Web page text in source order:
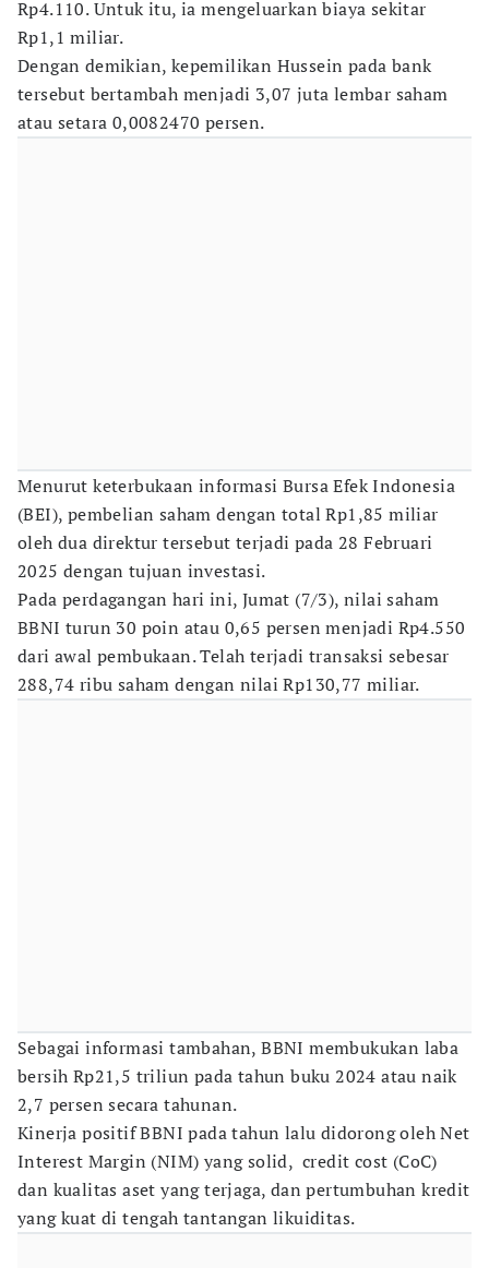
Rp4.110. Untuk itu, ia mengeluarkan biaya sekitar
Rp1,1 miliar.
Dengan demikian, kepemilikan Hussein pada bank
tersebut bertambah menjadi 3,07 juta lembar saham
atau setara 0,0082470 persen.
Menurut keterbukaan informasi Bursa Efek Indonesia
(BEI), pembelian saham dengan total Rp1,85 miliar
oleh dua direktur tersebut terjadi pada 28 Februari
2025 dengan tujuan investasi.
Pada perdagangan hari ini, Jumat (7/3), nilai saham
BBNI turun 30 poin atau 0,65 persen menjadi Rp4.550
dari awal pembukaan. Telah terjadi transaksi sebesar
288,74 ribu saham dengan nilai Rp130,77 miliar.
Sebagai informasi tambahan, BBNI membukukan laba
bersih Rp21,5 triliun pada tahun buku 2024 atau naik
2,7 persen secara tahunan.
Kinerja positif BBNI pada tahun lalu didorong oleh Net
Interest Margin (NIM) yang solid, credit cost (CoC)
dan kualitas aset yang terjaga, dan pertumbuhan kredit
yang kuat di tengah tantangan likuiditas.